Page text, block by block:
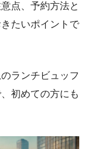
点、予約方法と
たいポイントで
ランチビュッフ
初めての方にも